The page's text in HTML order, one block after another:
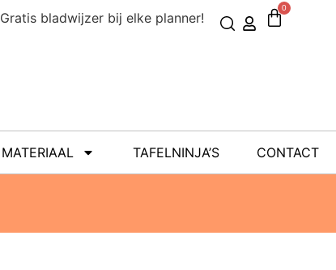
Gratis bladwijzer bij elke planner!
0
MATERIAAL TAFELNINJA’S CONTACT